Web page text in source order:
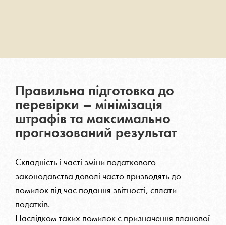
Правильна підготовка до
перевірки – мінімізація
штрафів та максимально
прогнозований результат
Складність і часті зміни податкового
законодавства доволі часто призводять до
помилок під час подання звітності, сплати
податків.
Наслідком таких помилок є призначення планової